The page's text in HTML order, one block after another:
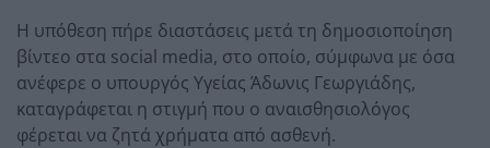
Η υπόθεση πήρε διαστάσεις μετά τη δημοσιοποίηση
βίντεο στα social media, στο οποίο, σύμφωνα με όσα
ανέφερε ο υπουργός Υγείας Άδωνις Γεωργιάδης,
καταγράφεται η στιγμή που ο αναισθησιολόγος
φέρεται να ζητά χρήματα από ασθενή.